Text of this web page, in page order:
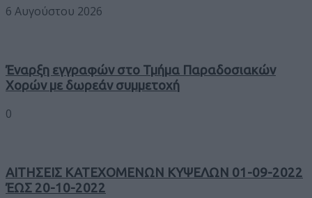
6 Αυγούστου 2026
Έναρξη εγγραφών στο Τμήμα Παραδοσιακών
Χορών με δωρεάν συμμετοχή
0
ΑΙΤΗΣΕΙΣ ΚΑΤΕΧΟΜΕΝΩΝ ΚΥΨΕΛΩΝ 01-09-2022
ΈΩΣ 20-10-2022